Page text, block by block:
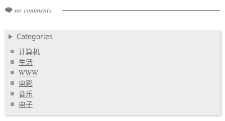
no comments
Categories
计算机
生活
WWW
电影
音乐
电子